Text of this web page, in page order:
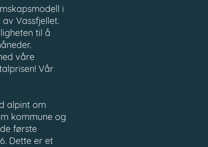
i
Vassfjellet.
til å
våre
Vår
alpint om
kommune og
første
Dette er et